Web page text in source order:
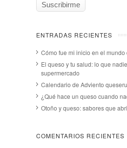
ENTRADAS RECIENTES
Cómo fue mi inicio en el mundo
El queso y tu salud: lo que
supermercado
Calendario de Adviento queseru
¿Qué hace un queso cuando
Otoño y queso: sabores que
COMENTARIOS RECIENTES